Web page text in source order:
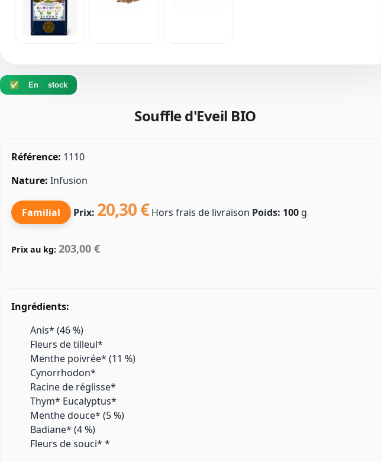
✅ En stock
Souffle d'Eveil BIO
Référence: 1110
Nature: Infusion
Familial Prix: 20,30 € Hors frais de livraison Poids: 100 g
Prix au kg: 203,00 €
Ingrédients:
Anis* (46 %)
Fleurs de tilleul*
Menthe poivrée* (11 %)
Cynorrhodon*
Racine de réglisse*
Thym* Eucalyptus*
Menthe douce* (5 %)
Badiane* (4 %)
Fleurs de souci* *